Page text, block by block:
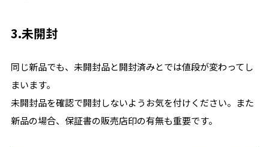
3.未開封
同じ新品でも、未開封品と開封済みとでは値段が変わってし
まいます。
未開封品を確認で開封しないようお気を付けください。また
新品の場合、保証書の販売店印の有無も重要です。